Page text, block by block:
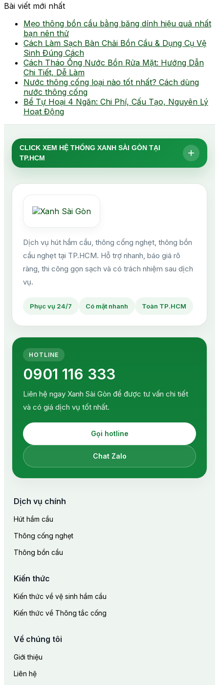
Bài viết mới nhất
Mẹo thông bồn cầu bằng băng dính hiệu quả nhất
bạn nên thử
Cách Làm Sạch Bàn Chải Bồn Cầu & Dụng Cụ Vệ
Sinh Đúng Cách
Cách Tháo Ống Nước Bồn Rửa Mặt: Hướng Dẫn
Chi Tiết, Dễ Làm
Nước thông cống loại nào tốt nhất? Cách dùng
nước thông cống
Bể Tự Hoại 4 Ngăn: Chi Phí, Cấu Tạo, Nguyên Lý
Hoạt Động
CLICK XEM HỆ THỐNG XANH SÀI GÒN TẠI
TP.HCM
+
Dịch vụ hút hầm cầu, thông cống nghẹt, thông bồn
cầu nghẹt tại TP.HCM. Hỗ trợ nhanh, báo giá rõ
ràng, thi công gọn sạch và có trách nhiệm sau dịch
vụ.
Phục vụ 24/7 Có mặt nhanh Toàn TP.HCM
HOTLINE
0901 116 333
Liên hệ ngay Xanh Sài Gòn để được tư vấn chi tiết
và có giá dịch vụ tốt nhất.
Gọi hotline
Chat Zalo
Dịch vụ chính
Hút hầm cầu
Thông cống nghẹt
Thông bồn cầu
Kiến thức
Kiến thức về vệ sinh hầm cầu
Kiến thức về Thông tắc cống
Về chúng tôi
Giới thiệu
Liên hệ